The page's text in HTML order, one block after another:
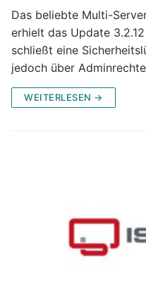
Das beliebte Multi-
erhielt das Update
schließt eine
jedoch über
WEITERLESEN →